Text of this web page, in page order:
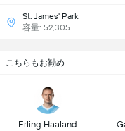
St. James' Park
容量: 52,305
こちらもお勧め
Erling Haaland